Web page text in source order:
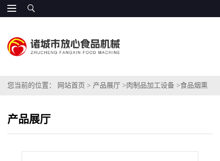
您当前的位置： 网站首页 > 产品展厅 > 肉制品加工设备 >食品烟熏
产品展厅